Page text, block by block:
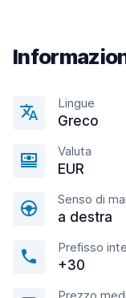
Lingue
Greco
Valuta
EUR
Senso di
a destra
Prefisso
+30